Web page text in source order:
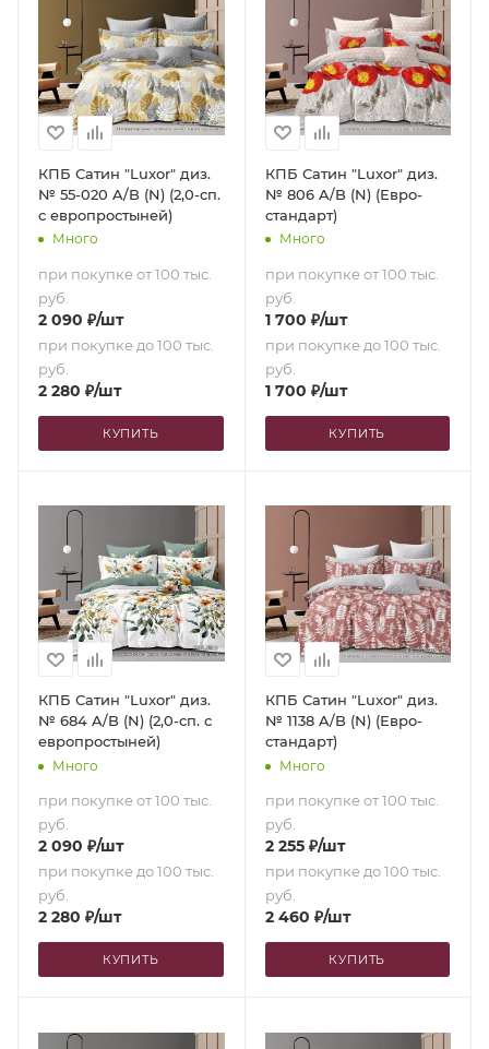
КПБ Сатин "Luxor" диз.
№ 55-020 A/B (N) (2,0-сп.
с европростыней)
Много
при покупке от 100 тыс.
руб.
2 090 ₽/шт
при покупке до 100 тыс.
руб.
2 280 ₽/шт
КУПИТЬ
КПБ Сатин "Luxor" диз.
№ 806 A/B (N) (Евро-
стандарт)
Много
при покупке от 100 тыс.
руб.
1 700 ₽/шт
при покупке до 100 тыс.
руб.
1 700 ₽/шт
КУПИТЬ
КПБ Сатин "Luxor" диз.
№ 684 A/B (N) (2,0-сп. с
европростыней)
Много
при покупке от 100 тыс.
руб.
2 090 ₽/шт
при покупке до 100 тыс.
руб.
2 280 ₽/шт
КУПИТЬ
КПБ Сатин "Luxor" диз.
№ 1138 A/B (N) (Евро-
стандарт)
Много
при покупке от 100 тыс.
руб.
2 255₽/шт
при покупке до 100 тыс.
руб.
2 460 ₽/шт
КУПИТЬ